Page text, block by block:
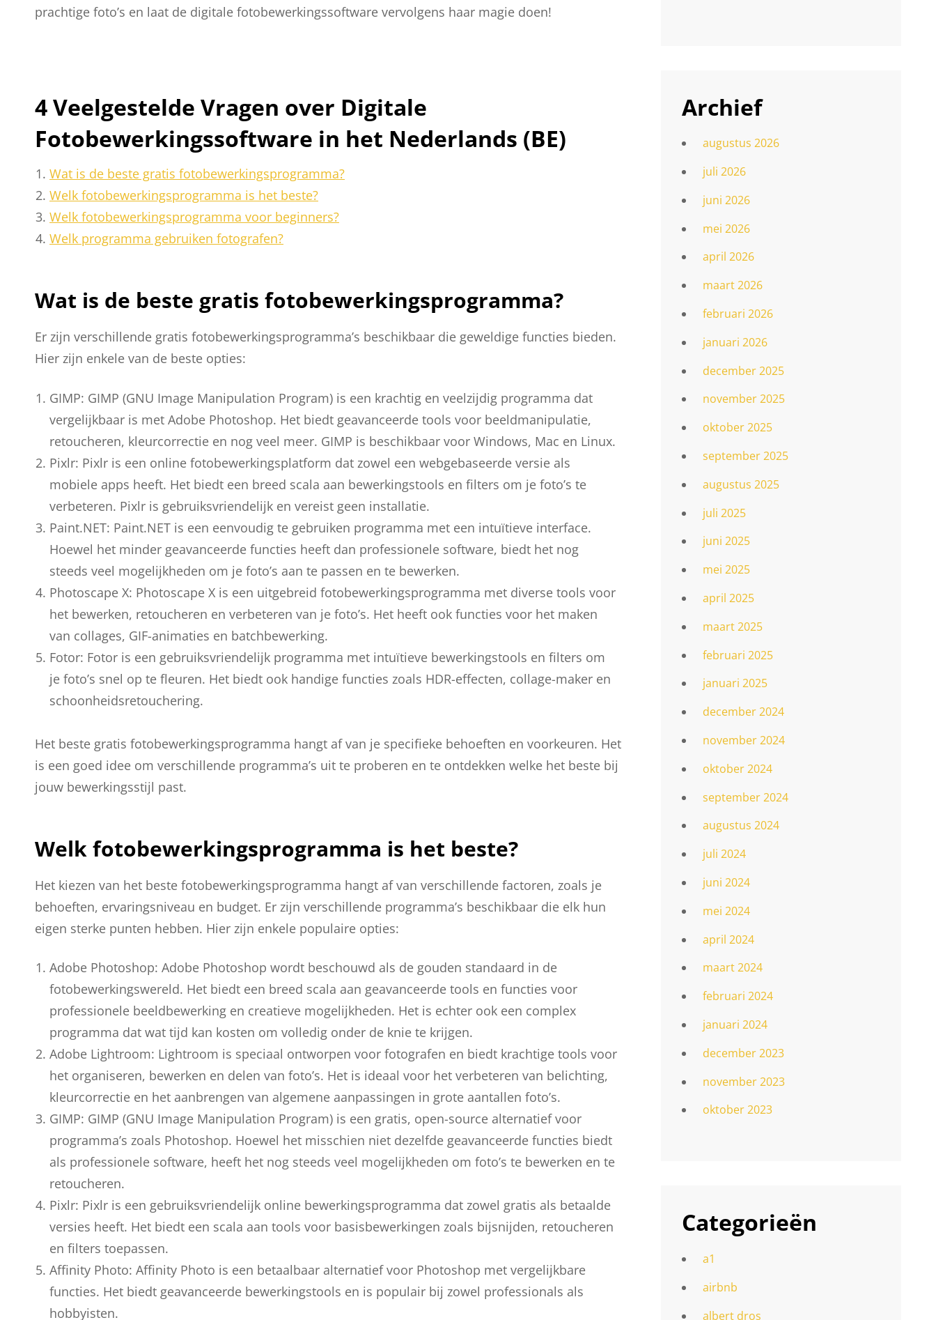
prachtige foto’s en laat de digitale fotobewerkingssoftware vervolgens haar magie doen!
4 Veelgestelde Vragen over Digitale
Fotobewerkingssoftware in het Nederlands (BE)
Wat is de beste gratis fotobewerkingsprogramma?
Welk fotobewerkingsprogramma is het beste?
Welk fotobewerkingsprogramma voor beginners?
Welk programma gebruiken fotografen?
Wat is de beste gratis fotobewerkingsprogramma?
Er zijn verschillende gratis fotobewerkingsprogramma’s beschikbaar die geweldige functies bieden.
Hier zijn enkele van de beste opties:
GIMP: GIMP (GNU Image Manipulation Program) is een krachtig en veelzijdig programma dat
vergelijkbaar is met Adobe Photoshop. Het biedt geavanceerde tools voor beeldmanipulatie,
retoucheren, kleurcorrectie en nog veel meer. GIMP is beschikbaar voor Windows, Mac en Linux.
Pixlr: Pixlr is een online fotobewerkingsplatform dat zowel een webgebaseerde versie als
mobiele apps heeft. Het biedt een breed scala aan bewerkingstools en filters om je foto’s te
verbeteren. Pixlr is gebruiksvriendelijk en vereist geen installatie.
Paint.NET: Paint.NET is een eenvoudig te gebruiken programma met een intuïtieve interface.
Hoewel het minder geavanceerde functies heeft dan professionele software, biedt het nog
steeds veel mogelijkheden om je foto’s aan te passen en te bewerken.
Photoscape X: Photoscape X is een uitgebreid fotobewerkingsprogramma met diverse tools voor
het bewerken, retoucheren en verbeteren van je foto’s. Het heeft ook functies voor het maken
van collages, GIF-animaties en batchbewerking.
Fotor: Fotor is een gebruiksvriendelijk programma met intuïtieve bewerkingstools en filters om
je foto’s snel op te fleuren. Het biedt ook handige functies zoals HDR-effecten, collage-maker en
schoonheidsretouchering.
Het beste gratis fotobewerkingsprogramma hangt af van je specifieke behoeften en voorkeuren. Het
is een goed idee om verschillende programma’s uit te proberen en te ontdekken welke het beste bij
jouw bewerkingsstijl past.
Welk fotobewerkingsprogramma is het beste?
Het kiezen van het beste fotobewerkingsprogramma hangt af van verschillende factoren, zoals je
behoeften, ervaringsniveau en budget. Er zijn verschillende programma’s beschikbaar die elk hun
eigen sterke punten hebben. Hier zijn enkele populaire opties:
Adobe Photoshop: Adobe Photoshop wordt beschouwd als de gouden standaard in de
fotobewerkingswereld. Het biedt een breed scala aan geavanceerde tools en functies voor
professionele beeldbewerking en creatieve mogelijkheden. Het is echter ook een complex
programma dat wat tijd kan kosten om volledig onder de knie te krijgen.
Adobe Lightroom: Lightroom is speciaal ontworpen voor fotografen en biedt krachtige tools voor
het organiseren, bewerken en delen van foto’s. Het is ideaal voor het verbeteren van belichting,
kleurcorrectie en het aanbrengen van algemene aanpassingen in grote aantallen foto’s.
GIMP: GIMP (GNU Image Manipulation Program) is een gratis, open-source alternatief voor
programma’s zoals Photoshop. Hoewel het misschien niet dezelfde geavanceerde functies biedt
als professionele software, heeft het nog steeds veel mogelijkheden om foto’s te bewerken en te
retoucheren.
Pixlr: Pixlr is een gebruiksvriendelijk online bewerkingsprogramma dat zowel gratis als betaalde
versies heeft. Het biedt een scala aan tools voor basisbewerkingen zoals bijsnijden, retoucheren
en filters toepassen.
Affinity Photo: Affinity Photo is een betaalbaar alternatief voor Photoshop met vergelijkbare
functies. Het biedt geavanceerde bewerkingstools en is populair bij zowel professionals als
hobbyisten.
Archief
augustus 2026
juli 2026
juni 2026
mei 2026
april 2026
maart 2026
februari 2026
januari 2026
december 2025
november 2025
oktober 2025
september 2025
augustus 2025
juli 2025
juni 2025
mei 2025
april 2025
maart 2025
februari 2025
januari 2025
december 2024
november 2024
oktober 2024
september 2024
augustus 2024
juli 2024
juni 2024
mei 2024
april 2024
maart 2024
februari 2024
januari 2024
december 2023
november 2023
oktober 2023
Categorieën
a1
airbnb
albert dros